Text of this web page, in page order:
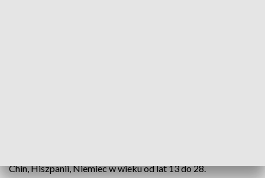
Chin, Hiszpanii, Niemiec w wieku od lat 13 do 28.